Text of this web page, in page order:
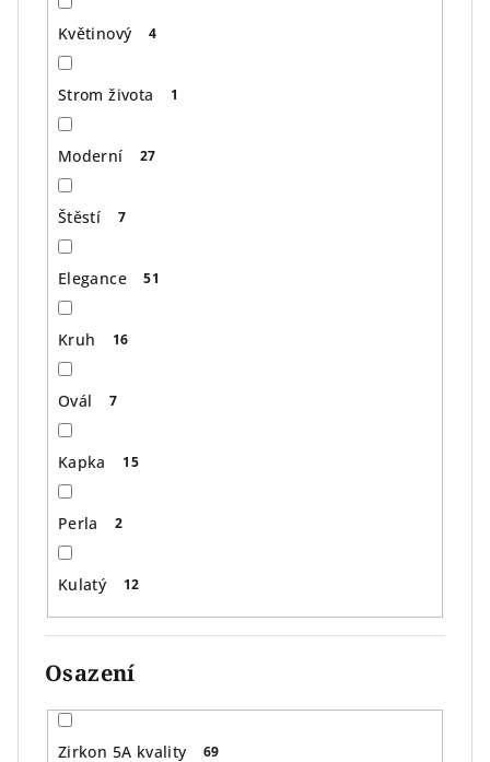
Květinový 4
Strom života 1
Moderní 27
Štěstí 7
Elegance 51
Kruh 16
Ovál 7
Kapka 15
Perla 2
Kulatý 12
Osazení
Zirkon 5A kvality 69